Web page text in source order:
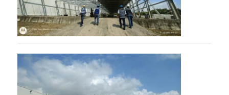
강철 구조 건물 건축
파우더 코팅 철강 구조